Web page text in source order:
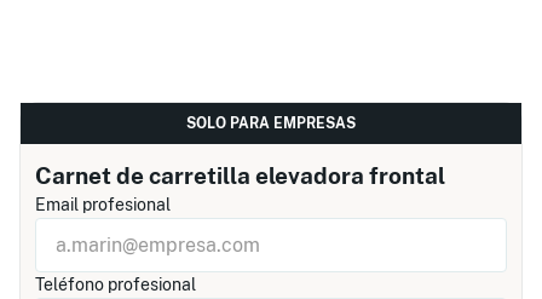
SOLO PARA EMPRESAS
Carnet de carretilla elevadora frontal
Email profesional
Teléfono profesional